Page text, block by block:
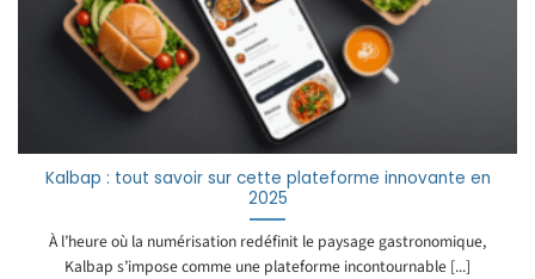
Kalbap : tout savoir sur cette plateforme innovante en
2025
À l’heure où la numérisation redéfinit le paysage gastronomique,
Kalbap s’impose comme une plateforme incontournable [...]